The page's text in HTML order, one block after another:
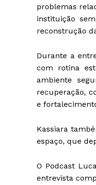
problemas
instituição
reconstrução
Durante a
com rotina
ambiente
recuperação,
e
Kassiara
espaço, que
O Podcast
entrevista